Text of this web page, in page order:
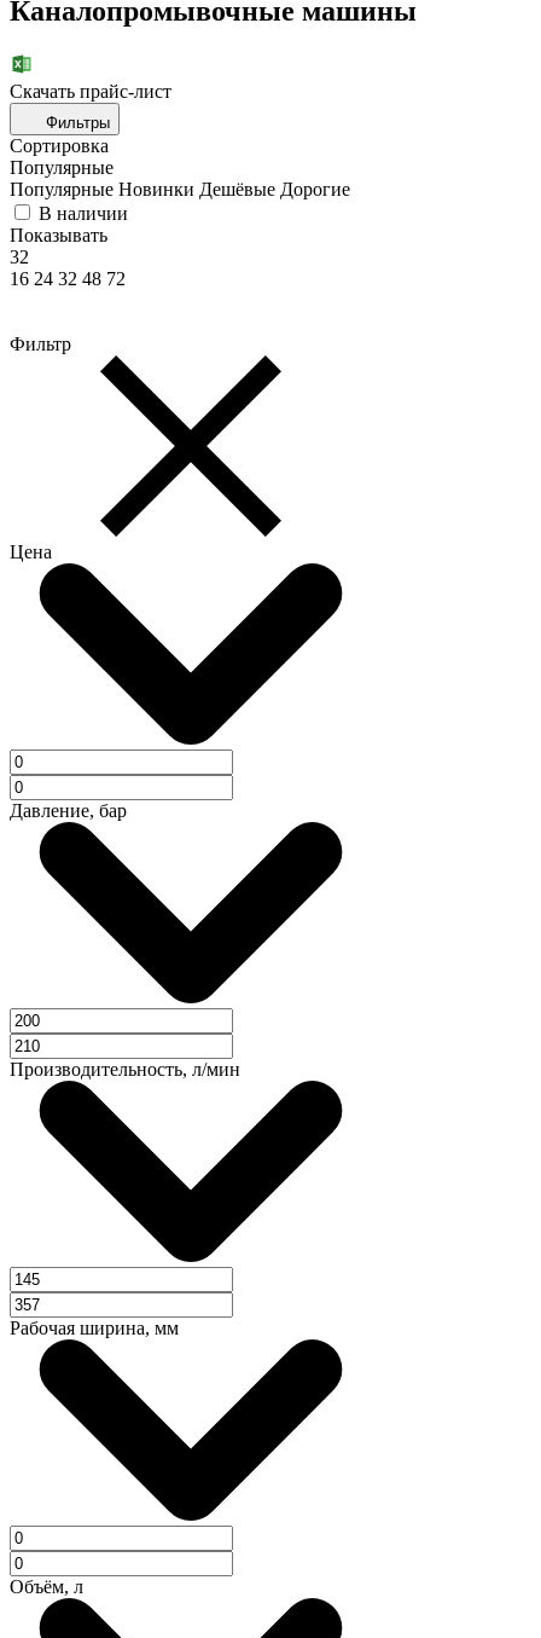
Каналопромывочные машины
Скачать прайc-лист
Фильтры
Сортировка
Популярные
Популярные Новинки Дешёвые Дорогие
В наличии
Показывать
32
16 24 32 48 72
Фильтр
Цена
Давление, бар
Производительность, л/мин
Рабочая ширина, мм
Объём, л